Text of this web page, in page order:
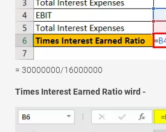
= 30000000/16000000
Times Interest Earned Ratio wird -